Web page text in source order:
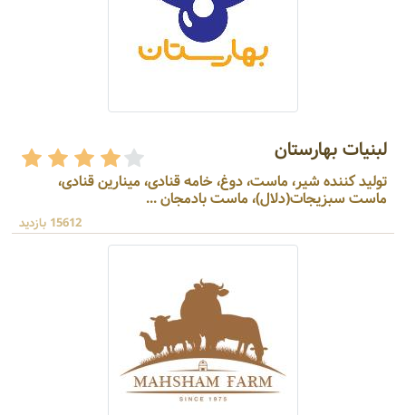
لبنیات بهارستان
تولید کننده شیر، ماست، دوغ، خامه قنادی، مینارین قنادی،
ماست سبزیجات(دلال)، ماست بادمجان ...
15612 بازدید